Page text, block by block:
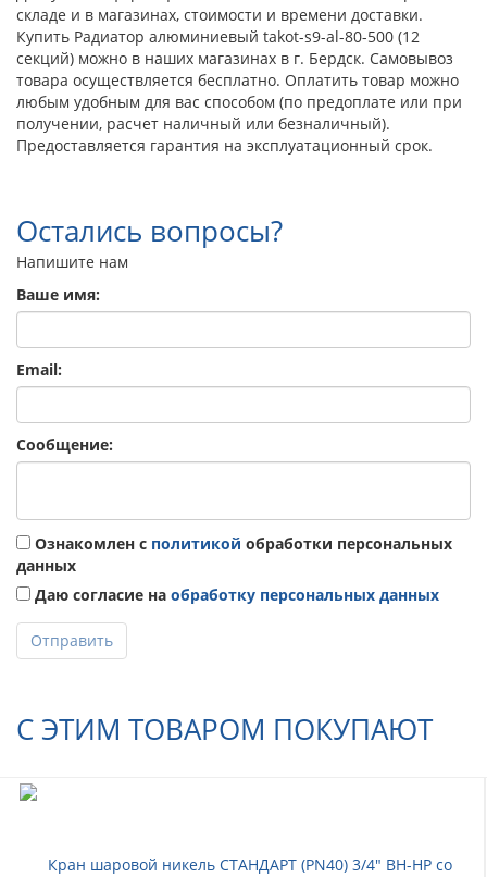
складе и в магазинах, стоимости и времени доставки.
Купить Радиатор алюминиевый takot-s9-al-80-500 (12
секций) можно в наших магазинах в г. Бердск. Самовывоз
товара осуществляется бесплатно. Оплатить товар можно
любым удобным для вас способом (по предоплате или при
получении, расчет наличный или безналичный).
Предоставляется гарантия на эксплуатационный срок.
Остались вопросы?
Напишите нам
Ваше имя:
Email:
Сообщение:
Ознакомлен с политикой обработки персональных
данных
Даю согласие на обработку персональных данных
Отправить
С ЭТИМ ТОВАРОМ ПОКУПАЮТ